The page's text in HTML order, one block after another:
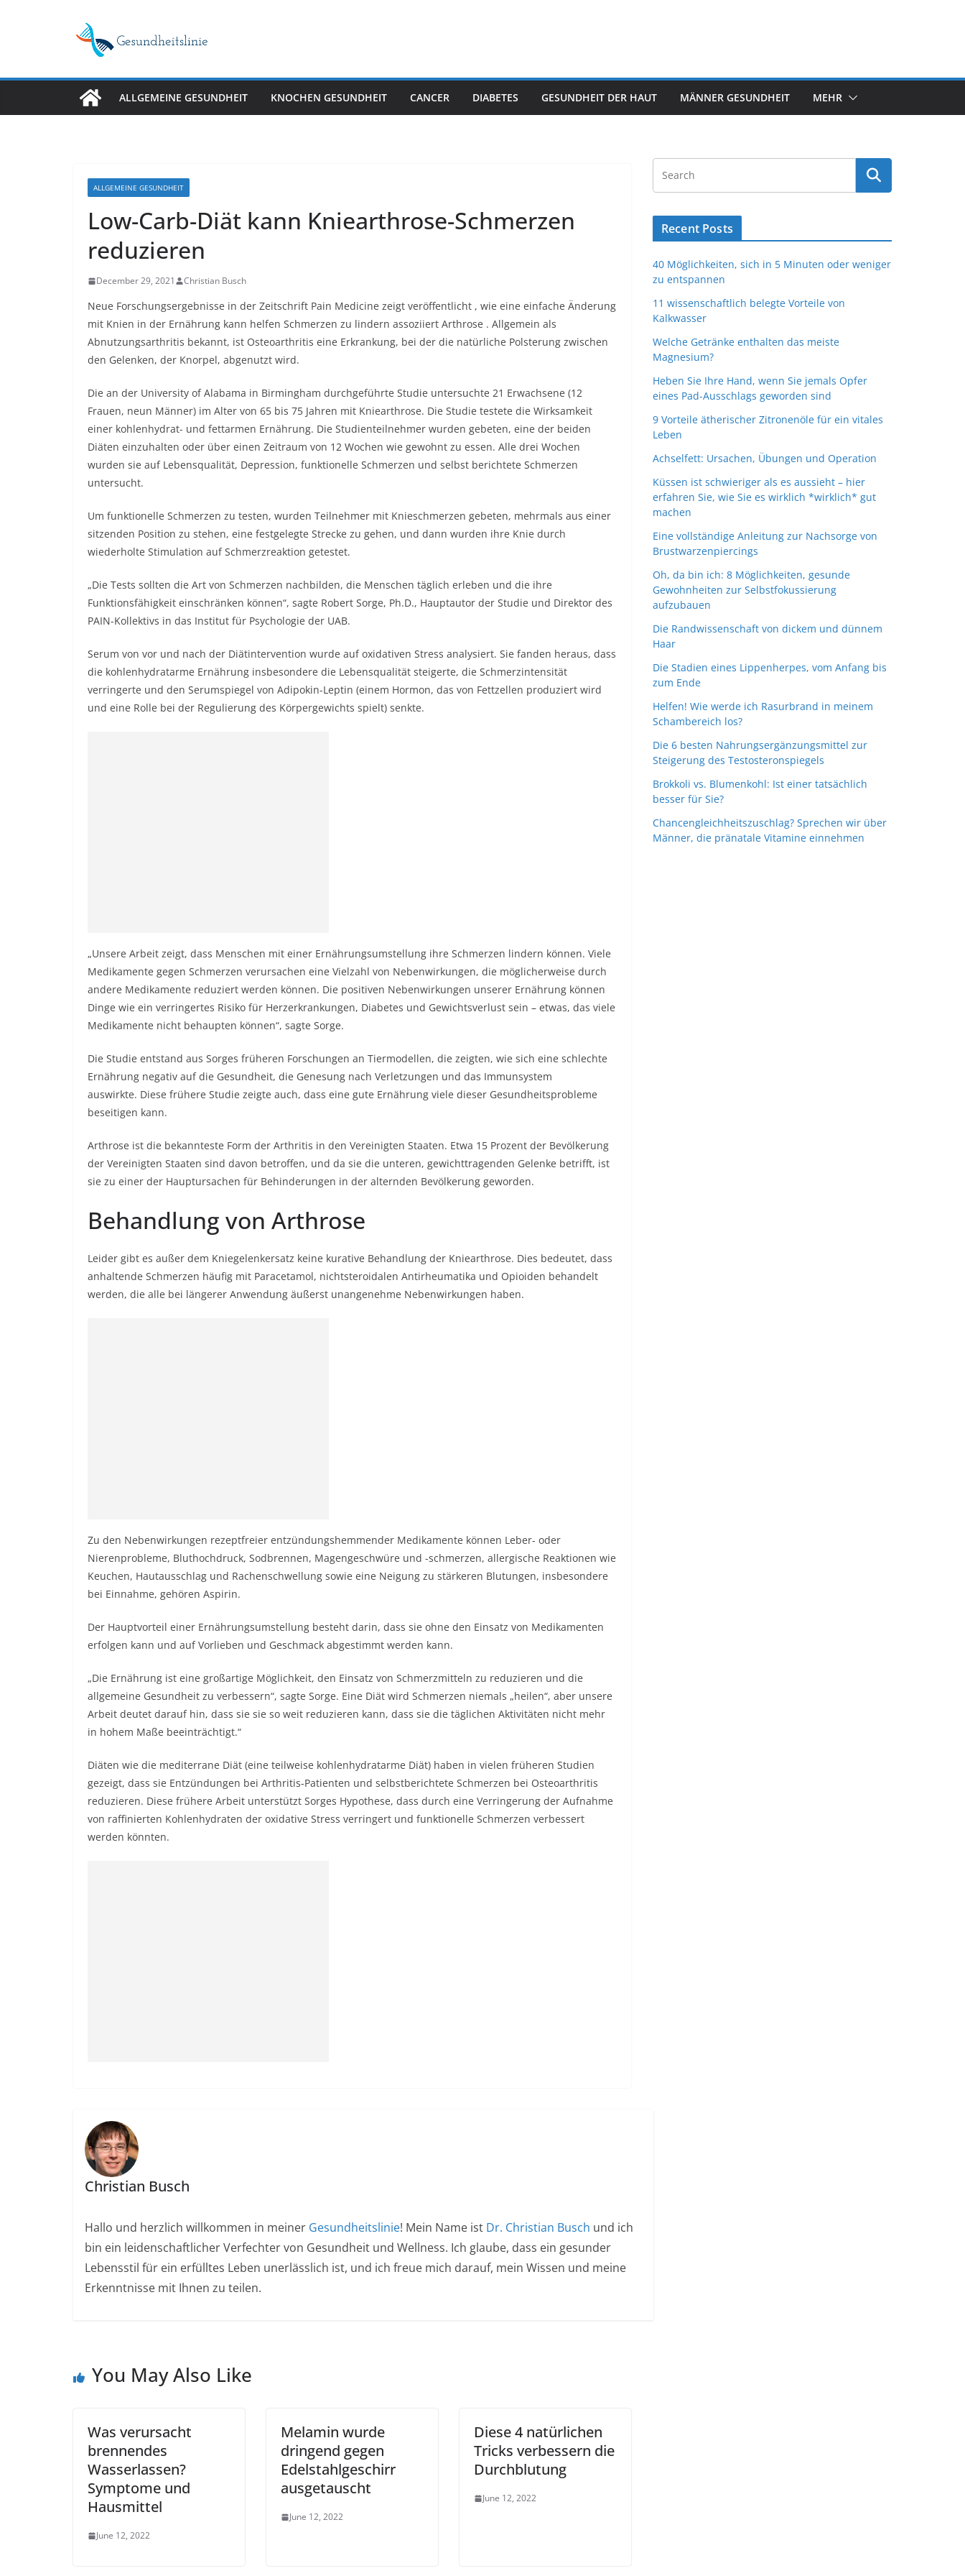
ALLGEMEINE GESUNDHEIT KNOCHEN GESUNDHEIT CANCER DIABETES GESUNDHEIT DER HAUT MÄNNER GESUNDHEIT MEHR
ALLGEMEINE GESUNDHEIT
Low-Carb-Diät kann Kniearthrose-Schmerzen
reduzieren
December 29, 2021 Christian Busch
Neue Forschungsergebnisse in der Zeitschrift Pain Medicine zeigt veröffentlicht , wie eine einfache Änderung
mit Knien in der Ernährung kann helfen Schmerzen zu lindern assoziiert Arthrose . Allgemein als
Abnutzungsarthritis bekannt, ist Osteoarthritis eine Erkrankung, bei der die natürliche Polsterung zwischen
den Gelenken, der Knorpel, abgenutzt wird.
Die an der University of Alabama in Birmingham durchgeführte Studie untersuchte 21 Erwachsene (12
Frauen, neun Männer) im Alter von 65 bis 75 Jahren mit Kniearthrose. Die Studie testete die Wirksamkeit
einer kohlenhydrat- und fettarmen Ernährung. Die Studienteilnehmer wurden gebeten, eine der beiden
Diäten einzuhalten oder über einen Zeitraum von 12 Wochen wie gewohnt zu essen. Alle drei Wochen
wurden sie auf Lebensqualität, Depression, funktionelle Schmerzen und selbst berichtete Schmerzen
untersucht.
Um funktionelle Schmerzen zu testen, wurden Teilnehmer mit Knieschmerzen gebeten, mehrmals aus einer
sitzenden Position zu stehen, eine festgelegte Strecke zu gehen, und dann wurden ihre Knie durch
wiederholte Stimulation auf Schmerzreaktion getestet.
„Die Tests sollten die Art von Schmerzen nachbilden, die Menschen täglich erleben und die ihre
Funktionsfähigkeit einschränken können“, sagte Robert Sorge, Ph.D., Hauptautor der Studie und Direktor des
PAIN-Kollektivs in das Institut für Psychologie der UAB.
Serum von vor und nach der Diätintervention wurde auf oxidativen Stress analysiert. Sie fanden heraus, dass
die kohlenhydratarme Ernährung insbesondere die Lebensqualität steigerte, die Schmerzintensität
verringerte und den Serumspiegel von Adipokin-Leptin (einem Hormon, das von Fettzellen produziert wird
und eine Rolle bei der Regulierung des Körpergewichts spielt) senkte.
„Unsere Arbeit zeigt, dass Menschen mit einer Ernährungsumstellung ihre Schmerzen lindern können. Viele
Medikamente gegen Schmerzen verursachen eine Vielzahl von Nebenwirkungen, die möglicherweise durch
andere Medikamente reduziert werden können. Die positiven Nebenwirkungen unserer Ernährung können
Dinge wie ein verringertes Risiko für Herzerkrankungen, Diabetes und Gewichtsverlust sein – etwas, das viele
Medikamente nicht behaupten können“, sagte Sorge.
Die Studie entstand aus Sorges früheren Forschungen an Tiermodellen, die zeigten, wie sich eine schlechte
Ernährung negativ auf die Gesundheit, die Genesung nach Verletzungen und das Immunsystem
auswirkte. Diese frühere Studie zeigte auch, dass eine gute Ernährung viele dieser Gesundheitsprobleme
beseitigen kann.
Arthrose ist die bekannteste Form der Arthritis in den Vereinigten Staaten. Etwa 15 Prozent der Bevölkerung
der Vereinigten Staaten sind davon betroffen, und da sie die unteren, gewichttragenden Gelenke betrifft, ist
sie zu einer der Hauptursachen für Behinderungen in der alternden Bevölkerung geworden.
Behandlung von Arthrose
Leider gibt es außer dem Kniegelenkersatz keine kurative Behandlung der Kniearthrose. Dies bedeutet, dass
anhaltende Schmerzen häufig mit Paracetamol, nichtsteroidalen Antirheumatika und Opioiden behandelt
werden, die alle bei längerer Anwendung äußerst unangenehme Nebenwirkungen haben.
Zu den Nebenwirkungen rezeptfreier entzündungshemmender Medikamente können Leber- oder
Nierenprobleme, Bluthochdruck, Sodbrennen, Magengeschwüre und -schmerzen, allergische Reaktionen wie
Keuchen, Hautausschlag und Rachenschwellung sowie eine Neigung zu stärkeren Blutungen, insbesondere
bei Einnahme, gehören Aspirin.
Der Hauptvorteil einer Ernährungsumstellung besteht darin, dass sie ohne den Einsatz von Medikamenten
erfolgen kann und auf Vorlieben und Geschmack abgestimmt werden kann.
„Die Ernährung ist eine großartige Möglichkeit, den Einsatz von Schmerzmitteln zu reduzieren und die
allgemeine Gesundheit zu verbessern“, sagte Sorge. Eine Diät wird Schmerzen niemals „heilen“, aber unsere
Arbeit deutet darauf hin, dass sie sie so weit reduzieren kann, dass sie die täglichen Aktivitäten nicht mehr
in hohem Maße beeinträchtigt.“
Diäten wie die mediterrane Diät (eine teilweise kohlenhydratarme Diät) haben in vielen früheren Studien
gezeigt, dass sie Entzündungen bei Arthritis-Patienten und selbstberichtete Schmerzen bei Osteoarthritis
reduzieren. Diese frühere Arbeit unterstützt Sorges Hypothese, dass durch eine Verringerung der Aufnahme
von raffinierten Kohlenhydraten der oxidative Stress verringert und funktionelle Schmerzen verbessert
werden könnten.
Christian Busch
Hallo und herzlich willkommen in meinerGesundheitslinie! Mein Name ist Dr. Christian Busch und ich
bin ein leidenschaftlicher Verfechter von Gesundheit und Wellness. Ich glaube, dass ein gesunder
Lebensstil für ein erfülltes Leben unerlässlich ist, und ich freue mich darauf, mein Wissen und meine
Erkenntnisse mit Ihnen zu teilen.
You May Also Like
Was verursacht
brennendes
Wasserlassen?
Symptome und
Hausmittel
June 12, 2022
Melamin wurde
dringend gegen
Edelstahlgeschirr
ausgetauscht
June 12, 2022
Diese 4 natürlichen
Tricks verbessern die
Durchblutung
June 12, 2022
Recent Posts
40 Möglichkeiten, sich in 5 Minuten oder weniger
zu entspannen
11 wissenschaftlich belegte Vorteile von
Kalkwasser
Welche Getränke enthalten das meiste
Magnesium?
Heben Sie Ihre Hand, wenn Sie jemals Opfer
eines Pad-Ausschlags geworden sind
9 Vorteile ätherischer Zitronenöle für ein vitales
Leben
Achselfett: Ursachen, Übungen und Operation
Küssen ist schwieriger als es aussieht – hier
erfahren Sie, wie Sie es wirklich *wirklich* gut
machen
Eine vollständige Anleitung zur Nachsorge von
Brustwarzenpiercings
Oh, da bin ich: 8 Möglichkeiten, gesunde
Gewohnheiten zur Selbstfokussierung
aufzubauen
Die Randwissenschaft von dickem und dünnem
Haar
Die Stadien eines Lippenherpes, vom Anfang bis
zum Ende
Helfen! Wie werde ich Rasurbrand in meinem
Schambereich los?
Die 6 besten Nahrungsergänzungsmittel zur
Steigerung des Testosteronspiegels
Brokkoli vs. Blumenkohl: Ist einer tatsächlich
besser für Sie?
Chancengleichheitszuschlag? Sprechen wir über
Männer, die pränatale Vitamine einnehmen